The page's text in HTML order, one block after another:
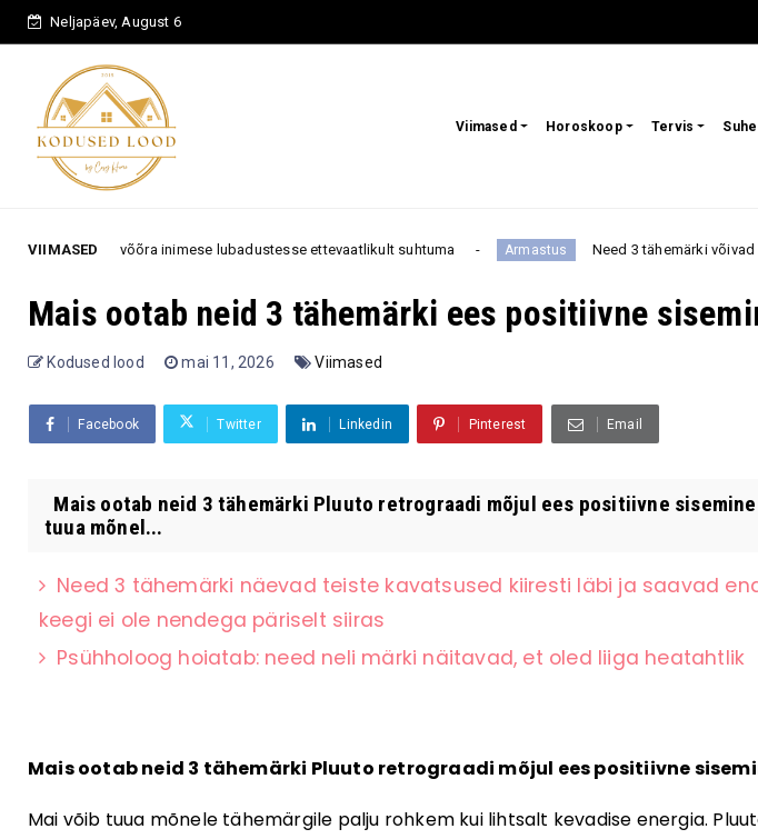
Neljapäev, August 6
Viimased Horoskoop Tervis Suhe
VIIMASED
inimese lubadustesse ettevaatlikult suhtuma Armastus Need 3 tähemärki võivad sulle andeks
Mais ootab neid 3 tähemärki ees positiivne
Kodused lood mai 11, 2026 Viimased
Facebook Twitter Linkedin Pinterest Email
Mais ootab neid 3 tähemärki Pluuto retrograadi mõjul ees positiivne
tuua mõnel...
Need 3 tähemärki näevad teiste kavatsused kiiresti läbi ja saavad
keegi ei ole nendega päriselt siiras
Psühholoog hoiatab: need neli märki näitavad, et oled liiga heatahtlik
Mais ootab neid 3 tähemärki Pluuto retrograadi mõjul ees positiivne
Mai võib tuua mõnele tähemärgile palju rohkem kui lihtsalt kevadise energia.